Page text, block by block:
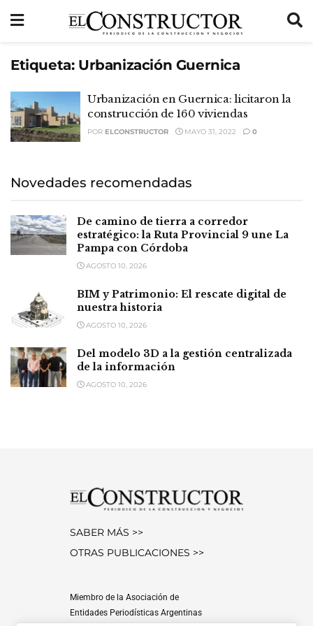
Etiqueta: Urbanización Guernica
Urbanización en Guernica: licitaron la
construcción de 160 viviendas
POR ELCONSTRUCTOR MAYO 31, 2022 0
Novedades recomendadas
De camino de tierra a corredor
estratégico: la Ruta Provincial 9 une La
Pampa con Córdoba
AGOSTO 10, 2026
BIM y Patrimonio: El rescate digital de
nuestra historia
AGOSTO 10, 2026
Del modelo 3D a la gestión centralizada
de la información
AGOSTO 10, 2026
SABER MÁS >>
OTRAS PUBLICACIONES >>
Miembro de la Asociación de
Entidades Periodísticas Argentinas